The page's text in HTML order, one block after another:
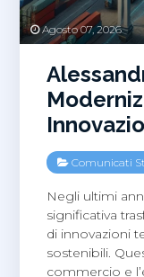
Agosto 07, 2026
Comunicati
Negli ultimi
significativa
di innovazioni
sostenibili.
commercio e